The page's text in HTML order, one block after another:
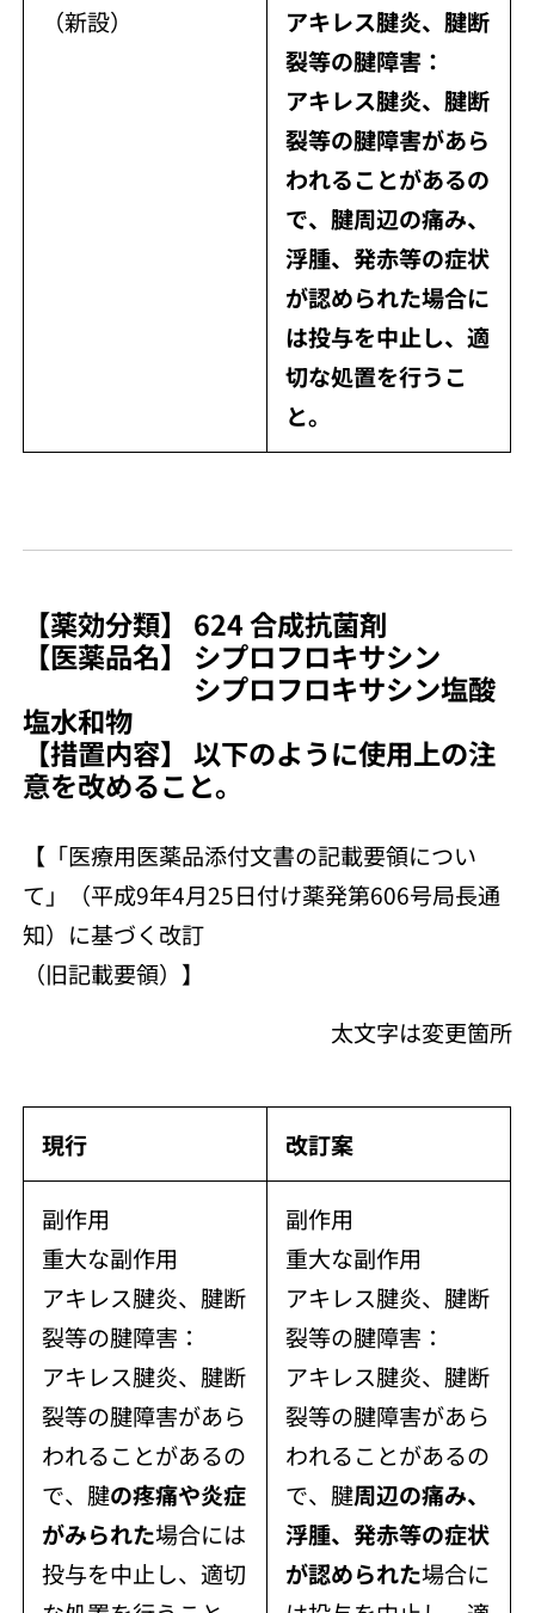
（新設）
アキレス腱炎、腱断
裂等の腱障害：
アキレス腱炎、腱断
裂等の腱障害があら
われることがあるの
で、腱周辺の痛み、
浮腫、発赤等の症状
が認められた場合に
は投与を中止し、適
切な処置を行うこ
と。
【薬効分類】 624 合成抗菌剤
【医薬品名】 シプロフロキサシン
シプロフロキサシン塩酸
塩水和物
【措置内容】 以下のように使用上の注
意を改めること。
【「医療用医薬品添付文書の記載要領につい
て」（平成9年4月25日付け薬発第606号局長通
知）に基づく改訂
（旧記載要領）】
太文字は変更箇所
現行 改訂案
副作用
重大な副作用
アキレス腱炎、腱断
裂等の腱障害：
アキレス腱炎、腱断
裂等の腱障害があら
われることがあるの
で、腱の疼痛や炎症
がみられた場合には
投与を中止し、適切
副作用
重大な副作用
アキレス腱炎、腱断
裂等の腱障害：
アキレス腱炎、腱断
裂等の腱障害があら
われることがあるの
で、腱周辺の痛み、
浮腫、発赤等の症状
が認められた場合に